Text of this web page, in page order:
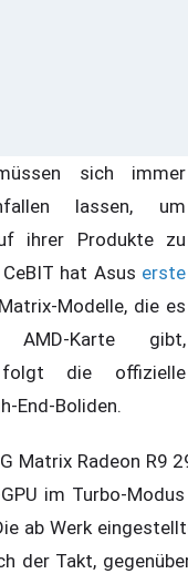
sich immer
lassen, um
ihrer Produkte zu
hat Asus erste
Modelle, die es
Karte gibt,
die offizielle
End-Boliden.
Matrix Radeon
im Turbo-
ab Werk
der Takt,